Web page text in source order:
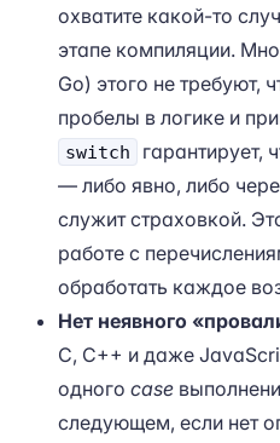
охватите какой-то
этапе компиляции.
Go) этого не требуют,
пробелы в логике и
switch
гарантирует,
— либо явно, либо
служит страховкой.
работе с
обработать каждое
Нет неявного
C, C++ и даже
одного case
следующем, если нет